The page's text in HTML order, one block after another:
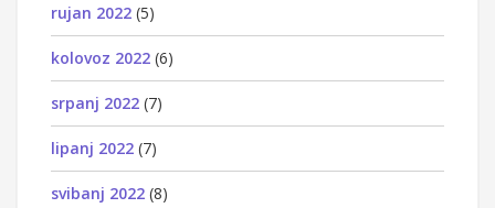
rujan 2022 (5)
kolovoz 2022 (6)
srpanj 2022 (7)
lipanj 2022 (7)
svibanj 2022 (8)